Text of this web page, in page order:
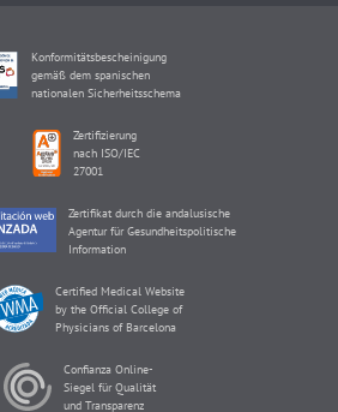
Konformitätsbescheinigung
gemäß dem spanischen
nationalen Sicherheitsschema
Zertifizierung
nach ISO/IEC
27001
Zertifikat durch die andalusische
Agentur für Gesundheitspolitische
Information
Certified Medical Website
by the Official College of
Physicians of Barcelona
Confianza Online-
Siegel für Qualität
und Transparenz